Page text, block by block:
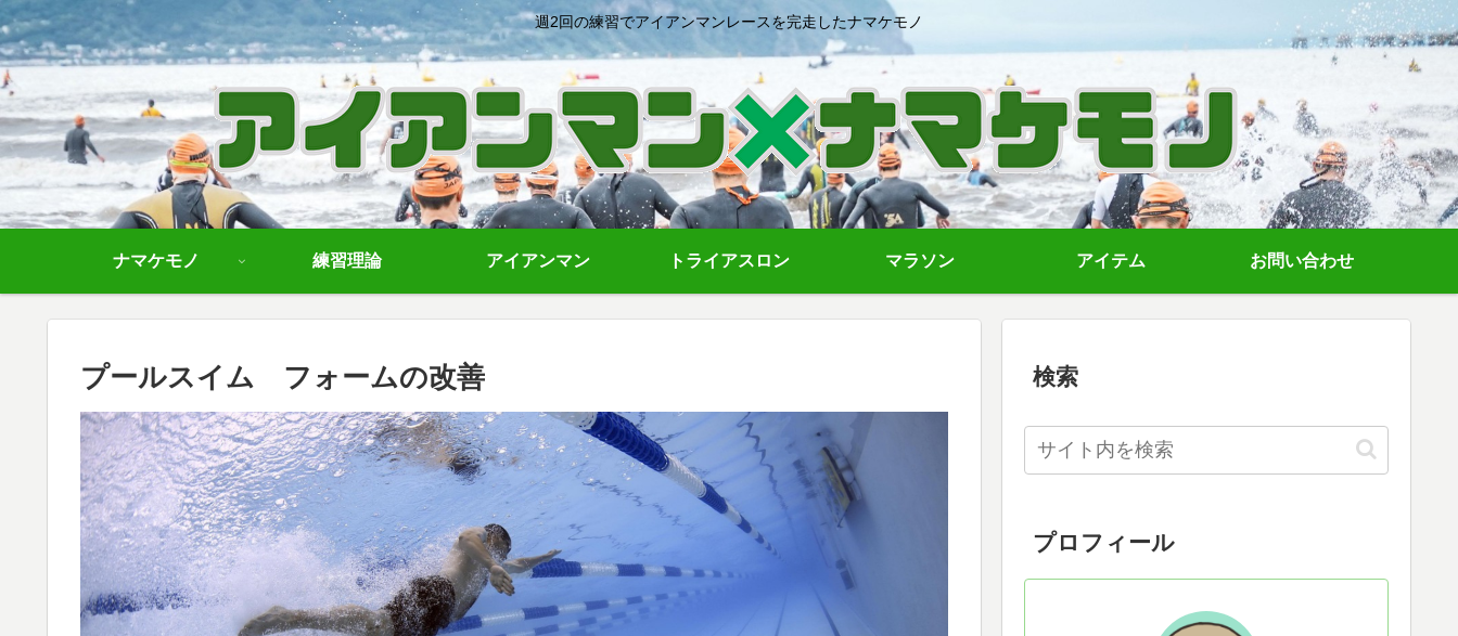
週2回の練習でアイアンマンレースを完走したナマケモノ
ナマケモノ 練習理論 アイアンマン トライアスロン マラソン アイテム お問い合わせ
プールスイム フォームの改善 検索
プロフィール